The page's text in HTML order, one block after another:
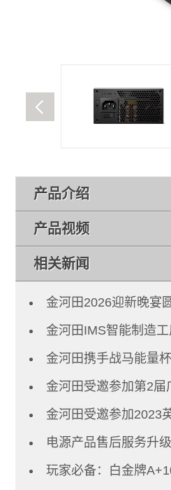
产品介绍
产品视频
相关新闻
金河田2026迎新晚宴
金河田IMS智能制造
金河田携手战马能量
金河田受邀参加第2届
金河田受邀参加2023
电源产品售后服务升
玩家必备：白金牌